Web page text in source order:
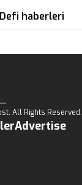
haberleri
All Rights Reserved.
Advertise